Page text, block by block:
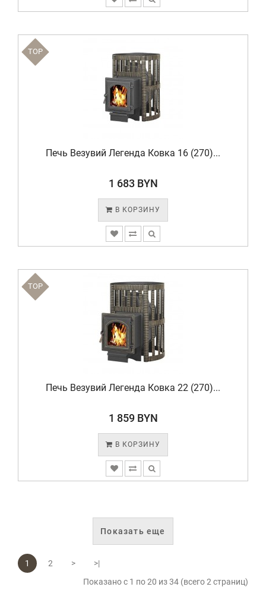
TOP
Печь Везувий Легенда Ковка 16 (270)...
1 683 BYN
В КОРЗИНУ
TOP
Печь Везувий Легенда Ковка 22 (270)...
1 859 BYN
В КОРЗИНУ
Показать еще
1 2 >
>|
Показано с 1 по 20 из 34 (всего 2 страниц)